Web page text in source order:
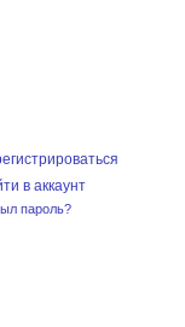
в аккаунт
пароль?